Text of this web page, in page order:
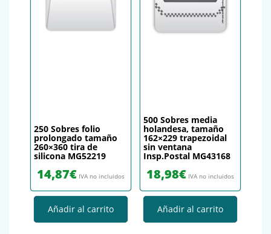
250 Sobres folio
prolongado tamaño
260×360 tira de
silicona MG52219
14,87€ IVA no incluidos
Añadir al carrito
500 Sobres media
holandesa, tamaño
162×229 trapezoidal
sin ventana
Insp.Postal MG43168
18,98€ IVA no incluidos
Añadir al carrito